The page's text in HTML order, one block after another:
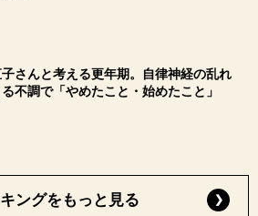
さんと考える更年期。自律神経の乱れ
不調で「やめたこと・始めたこと」
ングをもっと見る